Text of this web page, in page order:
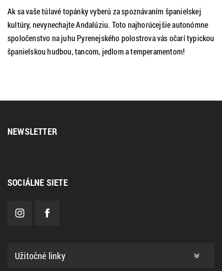
Ak sa vaše túlavé topánky vyberú za spoznávaním španielskej
kultúry, nevynechajte Andalúziu. Toto najhorúcejšie autonómne
spoločenstvo na juhu Pyrenejského polostrova vás očarí typickou
španielskou hudbou, tancom, jedlom a temperamentom!
NEWSLETTER
SOCIÁLNE SIETE
Užitočné linky